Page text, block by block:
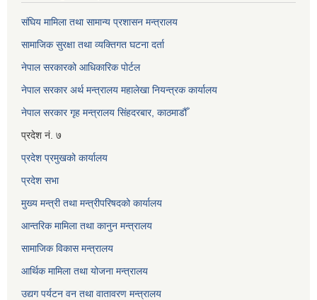
संघिय मामिला तथा सामान्य प्रशासन मन्त्रालय
सामाजिक सुरक्षा तथा व्यक्तिगत घटना दर्ता
नेपाल सरकारको आधिकारिक पोर्टल
नेपाल सरकार अर्थ मन्त्रालय महालेखा नियन्त्रक कार्यालय
नेपाल सरकार गृह मन्त्रालय सिंहदरबार, काठमाडौँ
प्रदेश नं. ७
प्रदेश प्रमुखको कार्यालय
प्रदेश सभा
मुख्य मन्त्री तथा मन्त्रीपरिषदको कार्यालय
आन्तरिक मामिला तथा कानुन मन्त्रालय
सामाजिक विकास मन्त्रालय
आर्थिक मामिला तथा योजना मन्त्रालय
उद्यग पर्यटन वन तथा वातावरण मन्त्रालय